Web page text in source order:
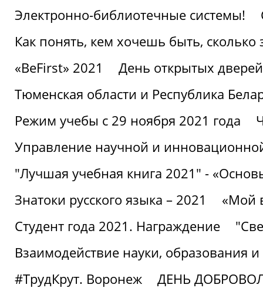
Электронно-библиотечные системы!
Как понять, кем хочешь быть, сколько
«BeFirst» 2021
День открытых
Тюменская области и Республика
Режим учебы с 29 ноября 2021 года
Управление научной и
"Лучшая учебная книга 2021" -
Знатоки русского языка – 2021
«Мой
Студент года 2021. Награждение
Взаимодействие науки, образования и
#ТрудКрут. Воронеж
ДЕНЬ